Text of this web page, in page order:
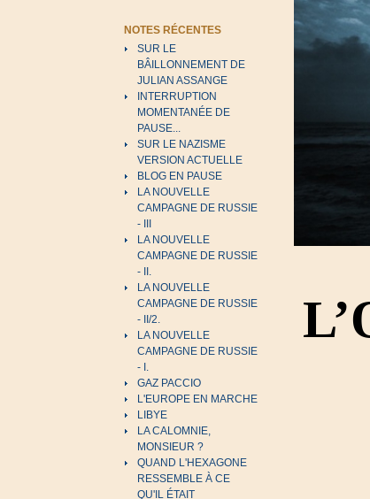
NOTES RÉCENTES
SUR LE
BÂILLONNEMENT DE
JULIAN ASSANGE
INTERRUPTION
MOMENTANÉE DE
PAUSE...
SUR LE NAZISME
VERSION ACTUELLE
BLOG EN PAUSE
LA NOUVELLE
CAMPAGNE DE RUSSIE
- III
LA NOUVELLE
CAMPAGNE DE RUSSIE
- II.
LA NOUVELLE
CAMPAGNE DE RUSSIE
- II/2.
LA NOUVELLE
CAMPAGNE DE RUSSIE
- I.
GAZ PACCIO
L'EUROPE EN MARCHE
LIBYE
LA CALOMNIE,
MONSIEUR ?
QUAND L'HEXAGONE
RESSEMBLE À CE
QU'IL ÉTAIT